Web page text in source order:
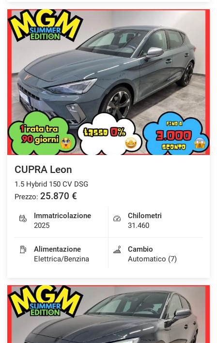
CUPRA Leon
1.5 Hybrid 150 CV DSG
Prezzo: 25.870 €
Immatricolazione
2025
Chilometri
31.460
Alimentazione
Elettrica/Benzina
Cambio
Automatico (7)